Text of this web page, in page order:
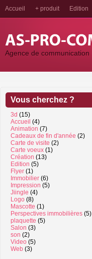
Accueil + produit Edition
Agence de communication
Vous cherchez ?
3d (15)
Accueil (4)
Animation (7)
Cadeaux de fin d'année (2)
Carte de visite (2)
Carte voeux (1)
Création (13)
Edition (5)
Flyer (1)
Immobilier (6)
Impression (5)
Jiingle (4)
Logo (8)
Mascotte (1)
Perspectives immobilières (5)
plaquette (5)
Salon (3)
son (2)
Video (5)
Web (3)